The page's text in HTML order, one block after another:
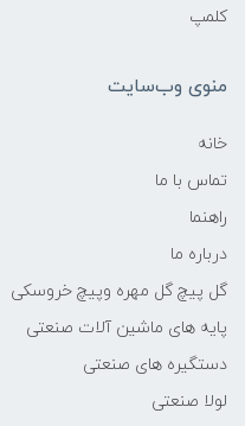
کلمپ
منوی وب‌سایت
خانه
تماس با ما
راهنما
درباره ما
گل پیچ گل مهره وپیچ خروسکی
پایه های ماشین آلات صنعتی
دستگیره های صنعتی
لولا صنعتی